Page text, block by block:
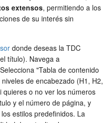
extensos, permitiendo a los
de su interés sin
donde deseas la TDC
título). Navega a
"Tabla de contenido
de encabezado (H1, H2,
quieres o no ver los números
y el número de página, y
estilos predefinidos. La